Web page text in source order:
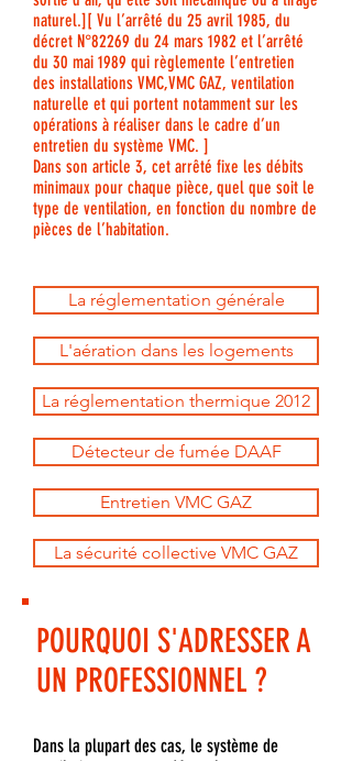
naturel.][ Vu l’arrêté du 25 avril 1985, du
décret N°82269 du 24 mars 1982 et l’arrêté
du 30 mai 1989 qui règlemente l’entretien
des installations VMC,VMC GAZ, ventilation
naturelle et qui portent notamment sur les
opérations à réaliser dans le cadre d’un
entretien du système VMC. ]
Dans son article 3, cet arrêté fixe les débits
minimaux pour chaque pièce, quel que soit le
type de ventilation, en fonction du nombre de
pièces de l’habitation.
La réglementation générale
L'aération dans les logements
La réglementation thermique 2012
Détecteur de fumée DAAF
Entretien VMC GAZ
La sécurité collective VMC GAZ
POURQUOI S'ADRESSER A
UN PROFESSIONNEL ?
​​Dans la plupart des cas, le système de